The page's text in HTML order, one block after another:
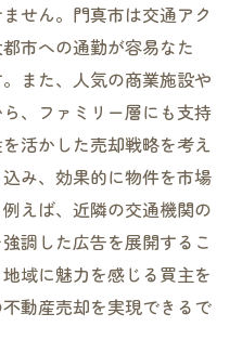
せん。門真市は交通アク
市への通勤が容易なた
また、人気の商業施設や
、ファミリー層にも支持
活かした売却戦略を考え
み、効果的に物件を市場
えば、近隣の交通機関の
調した広告を展開するこ
域に魅力を感じる買主を
動産売却を実現できるで